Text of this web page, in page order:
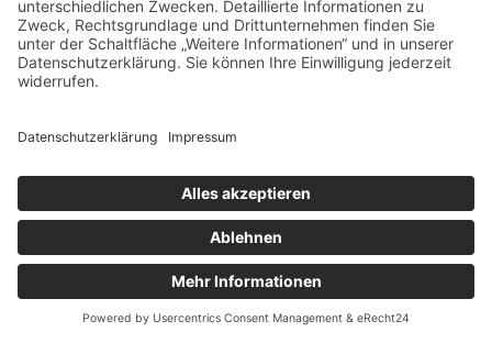
Werkstückkalibrierung
Messtechnische Beratung
Prüfkonzepte, Bezugssystematik, Toleranzfragen — wir
denken mit.→